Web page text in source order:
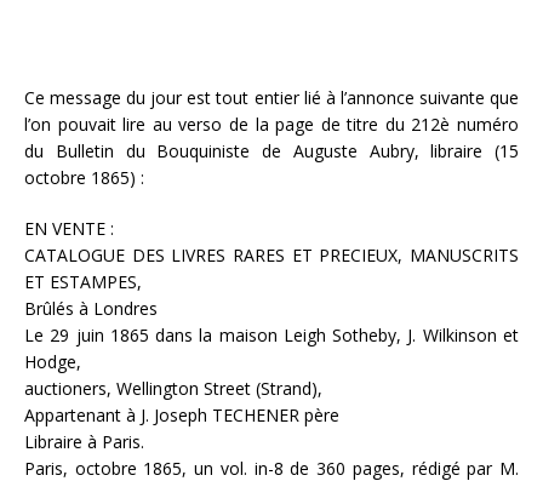
Ce message du jour est tout entier lié à l’annonce suivante que
l’on pouvait lire au verso de la page de titre du 212è numéro
du Bulletin du Bouquiniste de Auguste Aubry, libraire (15
octobre 1865) :
EN VENTE :
CATALOGUE DES LIVRES RARES ET PRECIEUX, MANUSCRITS
ET ESTAMPES,
Brûlés à Londres
Le 29 juin 1865 dans la maison Leigh Sotheby, J. Wilkinson et
Hodge,
auctioners, Wellington Street (Strand),
Appartenant à J. Joseph TECHENER père
Libraire à Paris.
Paris, octobre 1865, un vol. in-8 de 360 pages, rédigé par M.